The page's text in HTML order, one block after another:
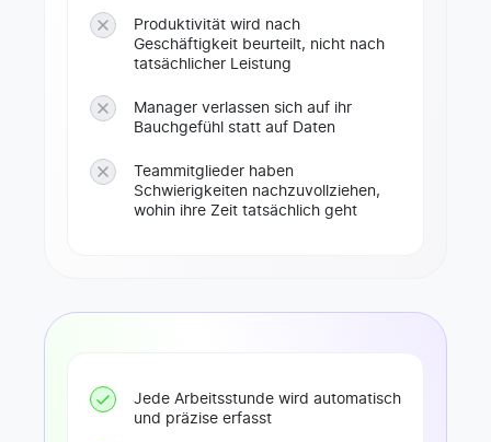
Produktivität wird nach
Geschäftigkeit beurteilt, nicht nach
tatsächlicher Leistung
Manager verlassen sich auf ihr
Bauchgefühl statt auf Daten
Teammitglieder haben
Schwierigkeiten nachzuvollziehen,
wohin ihre Zeit tatsächlich geht
Jede Arbeitsstunde wird automatisch
und präzise erfasst